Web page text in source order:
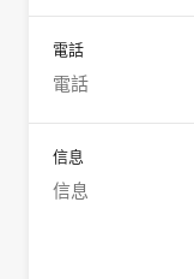
電話
信息